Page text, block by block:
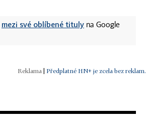
mezi své oblíbené tituly na Google
| Předplatné HN+ je zcela bez reklam.